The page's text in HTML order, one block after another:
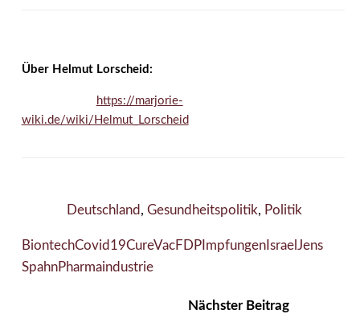
Über Helmut Lorscheid:
https://marjorie-
wiki.de/wiki/Helmut_Lorscheid
Deutschland , Gesundheitspolitik, Politik
BiontechCovid19CureVacFDPImpfungenIsrael Jens
SpahnPharmaindustrie
Nächster Beitrag